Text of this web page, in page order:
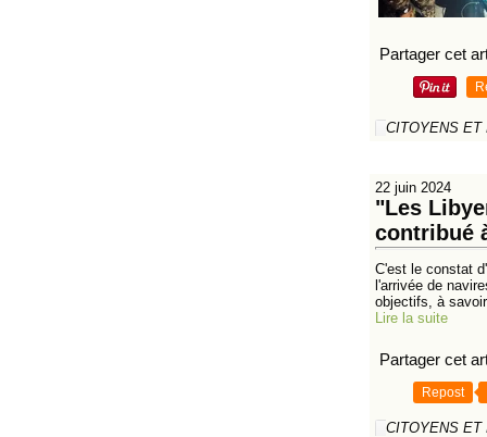
Partager cet
CITOYENS ET
22 juin 2024
"Les
contribué
C'est le constat
l'arrivée de
objectifs, à
Lire la suite
Partager cet
Repost
CITOYENS ET